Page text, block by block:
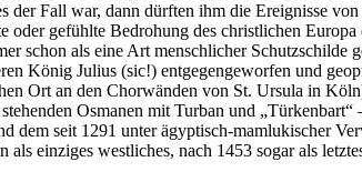
der Fall war, dann dürften ihm die Ereignisse
oder gefühlte Bedrohung des christlichen
schon als eine Art menschlicher Schutzschilde
König Julius (sic!) entgegengeworfen und
Ort an den Chorwänden von St. Ursula in
Osmanen mit Turban und
dem seit 1291 unter ägyptisch-mamlukischer
einziges westliches, nach 1453 sogar als